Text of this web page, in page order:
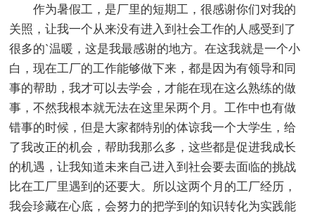
作为暑假工，是厂里的短期工，很感谢你们对我的
关照，让我一个从来没有进入到社会工作的人感受到了
很多的`温暖，这是我最感谢的地方。在这我就是一个小
白，现在工厂的工作能够做下来，都是因为有领导和同
事的帮助，我才可以去学会，才能在现在这么熟练的做
事，不然我根本就无法在这里呆两个月。工作中也有做
错事的时候，但是大家都特别的体谅我一个大学生，给
了我改正的机会，帮助我那么多，这些都是促进我成长
的机遇，让我知道未来自己进入到社会要去面临的挑战
比在工厂里遇到的还要大。所以这两个月的工厂经历，
我会珍藏在心底，会努力的把学到的知识转化为实践能